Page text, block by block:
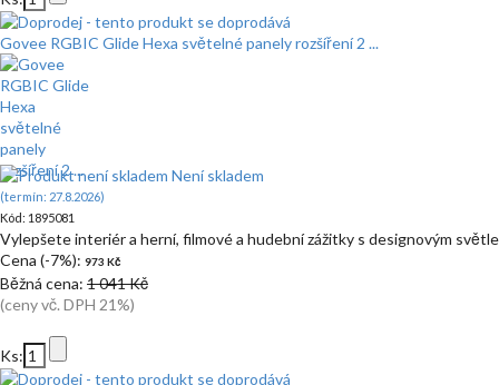
Govee RGBIC Glide Hexa světelné panely rozšíření 2 ...
Není skladem
(termín: 27.8.2026)
Kód: 1895081
Vylepšete interiér a herní, filmové a hudební zážitky s designovým
Cena (-7%): 973 Kč
Běžná cena: 1 041 Kč
(ceny vč. DPH 21%)
Ks: